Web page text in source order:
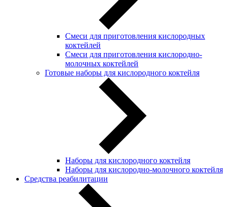
Смеси для приготовления кислородных
коктейлей
Смеси для приготовления кислородно-
молочных коктейлей
Готовые наборы для кислородного коктейля
Наборы для кислородного коктейля
Наборы для кислородно-молочного коктейля
Средства реабилитации